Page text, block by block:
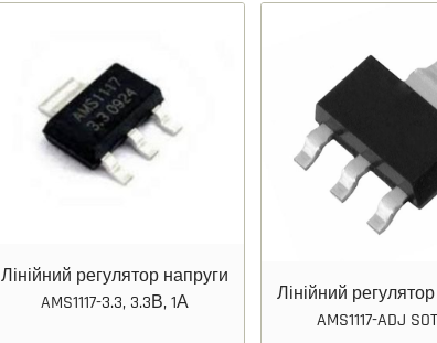
Лінійний регулятор напруги
AMS1117-3.3, 3.3В, 1А
Лінійний
AMS1117-ADJ